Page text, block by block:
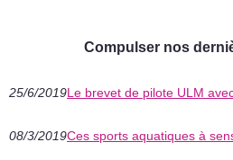
Compulser nos
25/6/2019Le brevet de pilote ULM
08/3/2019Ces sports aquatiques à